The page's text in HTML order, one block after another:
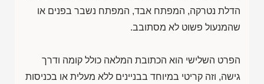
הדלת נטרקה, המפתח אבד, המפתח נשבר בפנים או
שהמנעול פשוט לא מסתובב.
הפרט השלישי הוא הכתובת המלאה כולל קומה ודרך
גישה, וזה קריטי במיוחד בבניינים ללא מעלית או בכניסות